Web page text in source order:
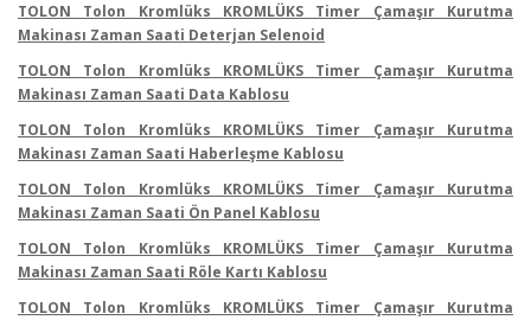
TOLON Tolon Kromlüks KROMLÜKS Timer Çamaşır Kurutma
Makinası Zaman Saati Deterjan Selenoid
TOLON Tolon Kromlüks KROMLÜKS Timer Çamaşır Kurutma
Makinası Zaman Saati Data Kablosu
TOLON Tolon Kromlüks KROMLÜKS Timer Çamaşır Kurutma
Makinası Zaman Saati Haberleşme Kablosu
TOLON Tolon Kromlüks KROMLÜKS Timer Çamaşır Kurutma
Makinası Zaman Saati Ön Panel Kablosu
TOLON Tolon Kromlüks KROMLÜKS Timer Çamaşır Kurutma
Makinası Zaman Saati Röle Kartı Kablosu
TOLON Tolon Kromlüks KROMLÜKS Timer Çamaşır Kurutma